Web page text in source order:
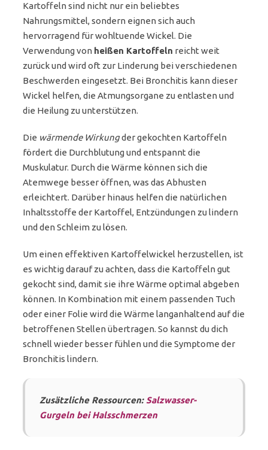
Kartoffeln sind nicht nur ein beliebtes
Nahrungsmittel, sondern eignen sich auch
hervorragend für wohltuende Wickel. Die
Verwendung von heißen Kartoffeln reicht weit
zurück und wird oft zur Linderung bei verschiedenen
Beschwerden eingesetzt. Bei Bronchitis kann dieser
Wickel helfen, die Atmungsorgane zu entlasten und
die Heilung zu unterstützen.
Die wärmende Wirkungder gekochten Kartoffeln
fördert die Durchblutung und entspannt die
Muskulatur. Durch die Wärme können sich die
Atemwege besser öffnen, was das Abhusten
erleichtert. Darüber hinaus helfen die natürlichen
Inhaltsstoffe der Kartoffel, Entzündungen zu lindern
und den Schleim zu lösen.
Um einen effektiven Kartoffelwickel herzustellen, ist
es wichtig darauf zu achten, dass die Kartoffeln gut
gekocht sind, damit sie ihre Wärme optimal abgeben
können. In Kombination mit einem passenden Tuch
oder einer Folie wird die Wärme langanhaltend auf die
betroffenen Stellen übertragen. So kannst du dich
schnell wieder besser fühlen und die Symptome der
Bronchitis lindern.
Zusätzliche Ressourcen: Salzwasser-
Gurgeln bei Halsschmerzen